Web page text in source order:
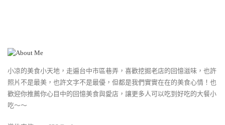
小凉的美食小天地，走遍台中市區巷弄，喜歡挖掘老店的回憶滋味，也許
照片不是最美，也許文字不是最優，但都是我們實實在在的美食心情！也
歡迎你推薦你心目中的回憶美食與愛店，讓更多人可以吃到好吃的大餐小
吃～～